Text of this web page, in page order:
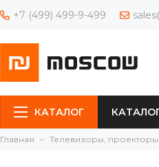
+7 (499) 499-9-499
КАТАЛОГ
Главная Телевизоры, проекторы